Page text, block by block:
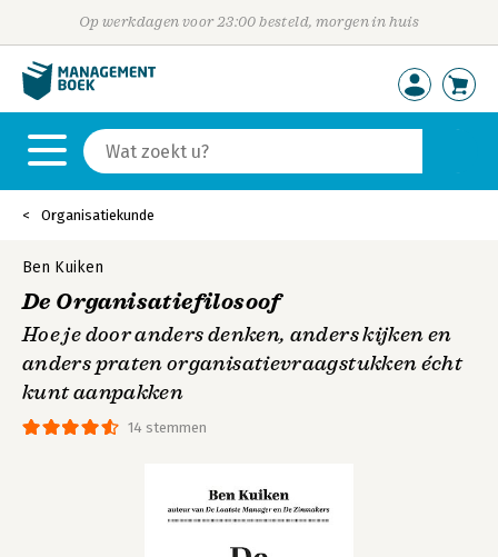
Op werkdagen voor 23:00 besteld, morgen in huis
Organisatiekunde
14 stemmen
Ben Kuiken
De Organisatiefilosoof
Hoe je door anders denken, anders kijken en
anders praten organisatievraagstukken écht
kunt aanpakken